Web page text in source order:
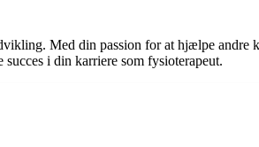
Med din passion for at hjælpe andre
i din karriere som fysioterapeut.